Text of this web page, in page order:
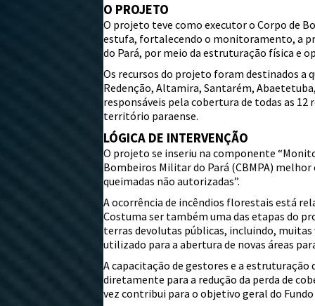
O PROJETO
O projeto teve como executor o Corpo de
estufa, fortalecendo o monitoramento, a
do Pará, por meio da estruturação física e
Os recursos do projeto foram destinados a
Redenção, Altamira, Santarém,
responsáveis pela cobertura de todas as
território paraense.
LÓGICA DE INTERVENÇÃO
O projeto se inseriu na componente
Bombeiros Militar do Pará (CBMPA)
queimadas não autorizadas”.
A ocorrência de incêndios florestais está
Costuma ser também uma das etapas do
terras devolutas públicas, incluindo,
utilizado para a abertura de novas áreas
A capacitação de gestores e a
diretamente para a redução da perda de
vez contribui para o objetivo geral do